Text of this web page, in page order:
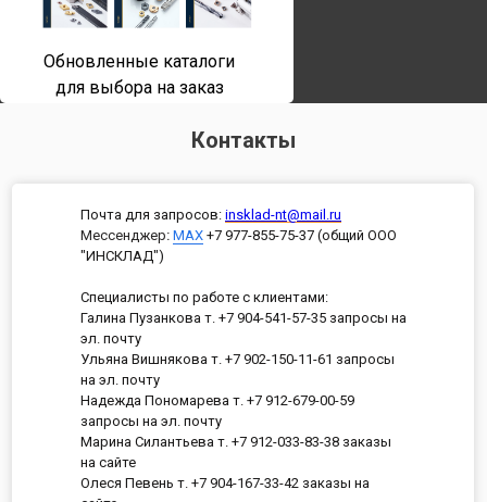
Обновленные каталоги
для выбора на заказ
Контакты
Почта для запросов: insklad-nt@mail.ru
Мессенджер: MAX +7 977-855-75-37 (общий ООО
"ИНСКЛАД")
Специалисты по работе с клиентами:
Галина Пузанкова т. +7 904-541-57-35 запросы на
эл. почту
Ульяна Вишнякова т. +7 902-150-11-61 запросы
на эл. почту
Надежда Пономарева т. +7 912-679-00-59
запросы на эл. почту
Марина Силантьева т. +7 912-033-83-38 заказы
на сайте
Олеся Певень т. +7 904-167-33-42 заказы на